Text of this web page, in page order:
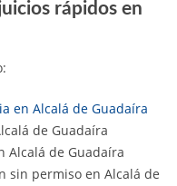
rápidos en
en Alcalá de Guadaíra
de Guadaíra
Alcalá de Guadaíra
sin permiso en Alcalá de